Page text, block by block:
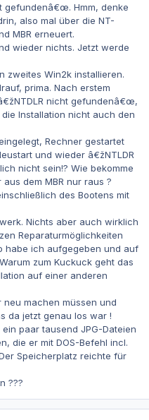
gefundenâ€œ. Hmm, denke
also mal über die NT-
MBR erneuert.
wieder nichts. Jetzt werde
zweites Win2k installieren.
prima. Nach erstem
nicht gefundenâ€œ,
Installation nicht auch den
Rechner gestartet
und wieder â€žNTLDR
nicht sein!? Wie bekomme
dem MBR nur raus ?
des Bootens mit
Nichts aber auch wirklich
Reparaturmöglichkeiten
habe ich aufgegeben und auf
zum Kuckuck geht das
auf einer anderen
machen müssen und
da jetzt genau los war !
paar tausend JPG-Dateien
die er mit DOS-Befehl incl.
Speicherplatz reichte für
???